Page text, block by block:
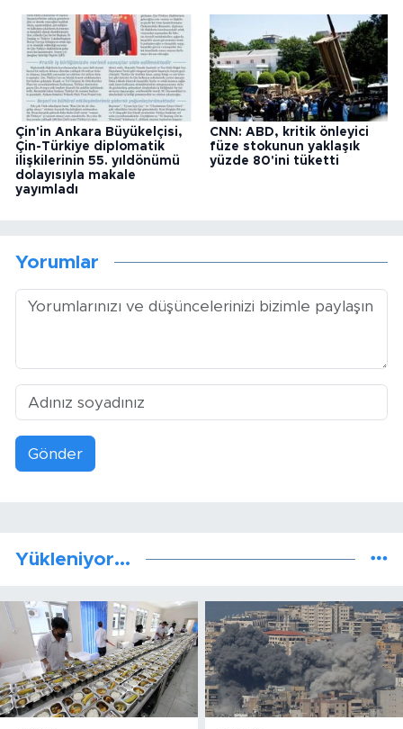
Çin'in Ankara Büyükelçisi,
Çin-Türkiye diplomatik
ilişkilerinin 55. yıldönümü
dolayısıyla makale
yayımladı
CNN: ABD, kritik önleyici
füze stokunun yaklaşık
yüzde 80'ini tüketti
Yorumlar
Gönder
Yükleniyor...